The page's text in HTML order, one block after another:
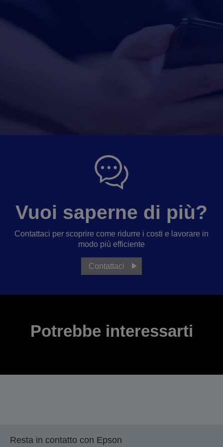
Vuoi saperne di più?
Contattaci per scoprire come ridurre i costi e lavorare in
modo più efficiente
Contattaci
Potrebbe interessarti
Resta in contatto con Epson